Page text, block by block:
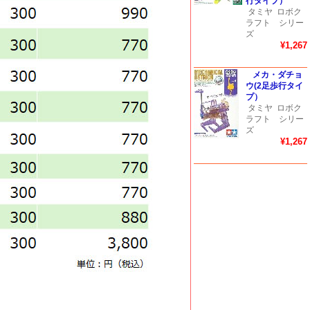
タミヤ
ロボク
ラフト シリー
ズ
¥1,267
メカ・ダチョ
ウ(2足歩行タイ
プ）
タミヤ
ロボク
ラフト シリー
ズ
¥1,267